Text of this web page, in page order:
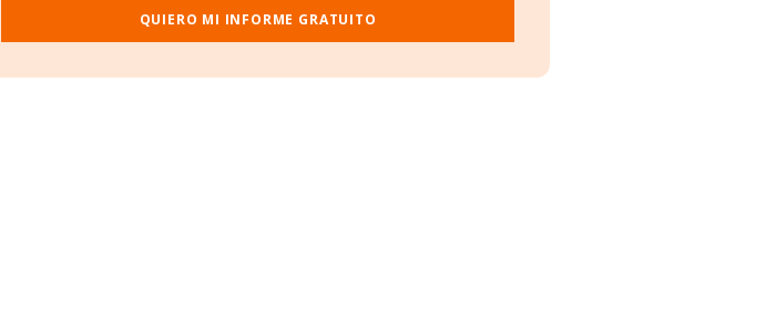
QUIERO MI INFORME GRATUITO